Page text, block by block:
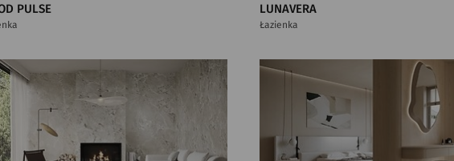
PULSE LUNAVERA
Łazienka